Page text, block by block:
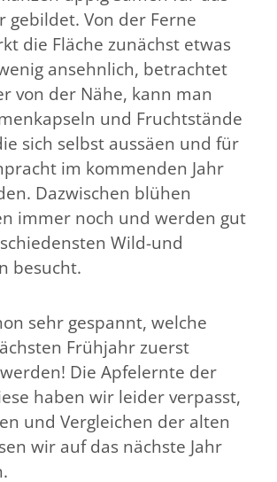
gebildet. Von der Ferne
die Fläche zunächst etwas
ansehnlich, betrachtet
von der Nähe, kann man
und Fruchtstände
sich selbst aussäen und für
im kommenden Jahr
Dazwischen blühen
immer noch und werden gut
Wild-und
besucht.
sehr gespannt, welche
Frühjahr zuerst
Die Apfelernte der
haben wir leider verpasst,
und Vergleichen der alten
wir auf das nächste Jahr